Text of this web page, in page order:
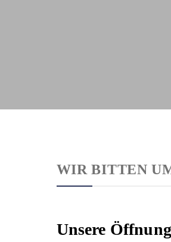
WIR BITTEN
Unsere